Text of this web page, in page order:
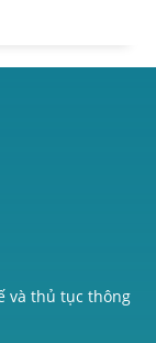
và thủ tục thông